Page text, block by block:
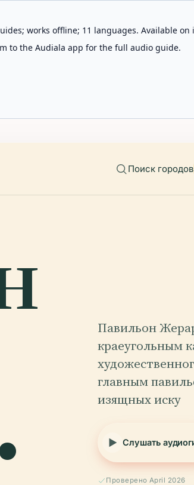
works offline; 11 languages. Available on
to the Audiala app for the full audio guide.
Поиск городов
Павильон
краеугольным
главным
изящных иску
Слушать
Проверено April 2026